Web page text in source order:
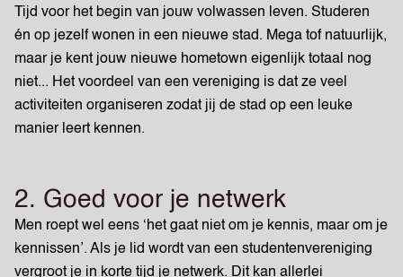
Tijd voor het begin van jouw volwassen leven. Studeren
én op jezelf wonen in een nieuwe stad. Mega tof natuurlijk,
maar je kent jouw nieuwe hometown eigenlijk totaal nog
niet... Het voordeel van een vereniging is dat ze veel
activiteiten organiseren zodat jij de stad op een leuke
manier leert kennen.
2. Goed voor je netwerk
Men roept wel eens ‘het gaat niet om je kennis, maar om je
kennissen’. Als je lid wordt van een studentenvereniging
vergroot je in korte tijd je netwerk. Dit kan allerlei